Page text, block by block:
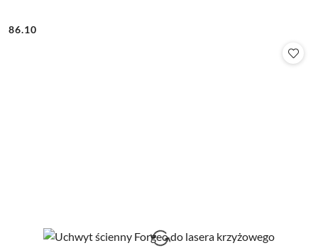
Cena:
86.10